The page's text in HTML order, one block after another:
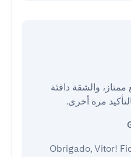
مرة أخرى.
Obrigado, Vitor!